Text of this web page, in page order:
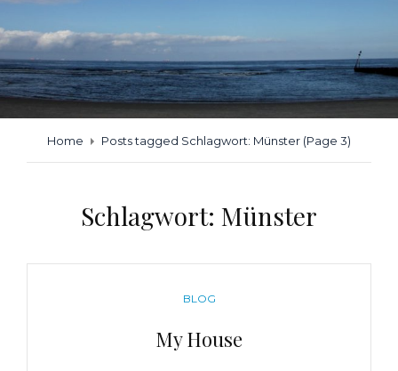
Home Posts tagged Schlagwort: Münster (Page 3)
Schlagwort: Münster
CATEGORIES
BLOG
My House